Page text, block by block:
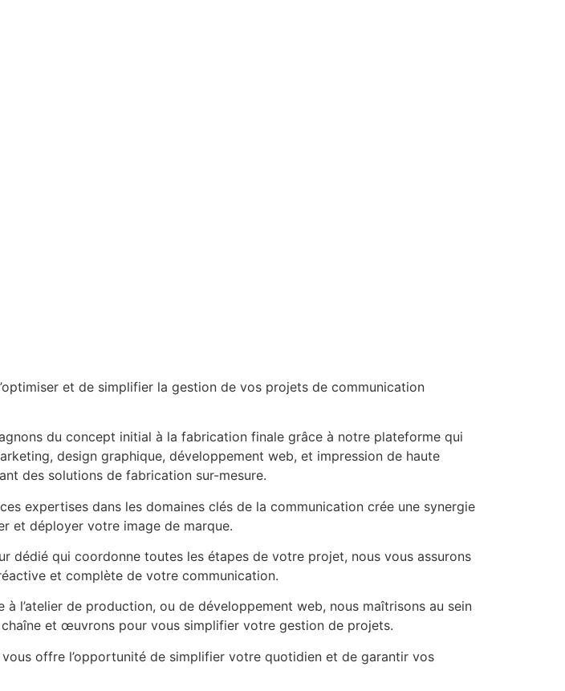
et de simplifier la gestion de vos projets de communication
du concept initial à la fabrication finale grâce à notre plateforme qui
design graphique, développement web, et impression de haute
des solutions de fabrication sur-mesure.
expertises dans les domaines clés de la communication crée une synergie
et déployer votre image de marque.
dédié qui coordonne toutes les étapes de votre projet, nous vous assurons
et complète de votre communication.
à l’atelier de production, ou de développement web, nous maîtrisons au sein
et œuvrons pour vous simplifier votre gestion de projets.
offre l’opportunité de simplifier votre quotidien et de garantir vos